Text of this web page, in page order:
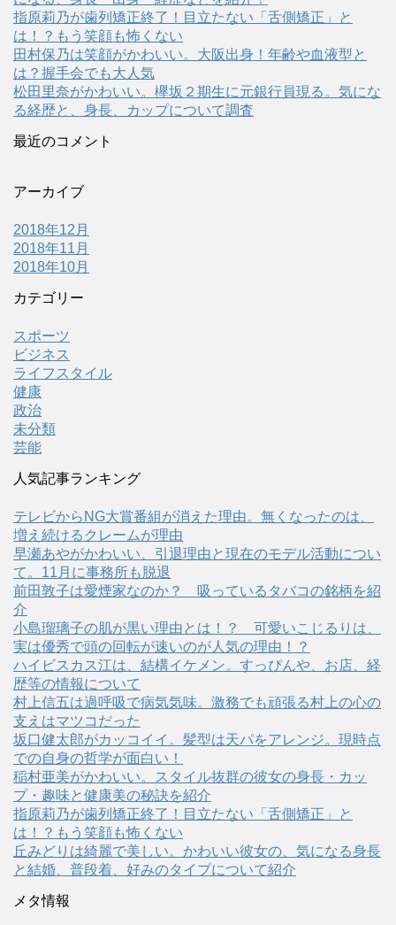
指原莉乃が歯列矯正終了！目立たない「舌側矯正」と
は！？もう笑顔も怖くない
田村保乃は笑顔がかわいい。大阪出身！年齢や血液型と
は？握手会でも大人気
松田里奈がかわいい。欅坂２期生に元銀行員現る。気にな
る経歴と、身長、カップについて調査
最近のコメント
アーカイブ
2018年12月
2018年11月
2018年10月
カテゴリー
スポーツ
ビジネス
ライフスタイル
健康
政治
未分類
芸能
人気記事ランキング
テレビからNG大賞番組が消えた理由。無くなったのは、
増え続けるクレームが理由
早瀬あやがかわいい、引退理由と現在のモデル活動につい
て。11月に事務所も脱退
前田敦子は愛煙家なのか？ 吸っているタバコの銘柄を紹
介
小島瑠璃子の肌が黒い理由とは！？ 可愛いこじるりは、
実は優秀で頭の回転が速いのが人気の理由！？
ハイビスカス江は、結構イケメン。すっぴんや、お店、経
歴等の情報について
村上信五は過呼吸で病気気味。激務でも頑張る村上の心の
支えはマツコだった
坂口健太郎がカッコイイ。髪型は天パをアレンジ。現時点
での自身の哲学が面白い！
稲村亜美がかわいい。スタイル抜群の彼女の身長・カッ
プ・趣味と健康美の秘訣を紹介
指原莉乃が歯列矯正終了！目立たない「舌側矯正」と
は！？もう笑顔も怖くない
丘みどりは綺麗で美しい。かわいい彼女の、気になる身長
と結婚、普段着、好みのタイプについて紹介
メタ情報